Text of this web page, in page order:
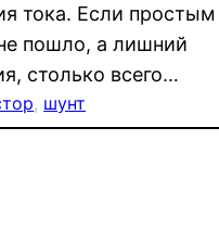
тока. Если простым
пошло, а лишний
столько всего…
, шунт